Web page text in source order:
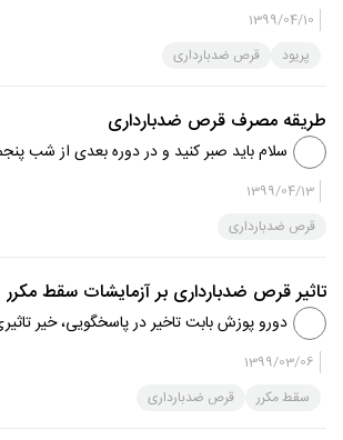
برای اکثر خانمها تحمل این حجم از هورمونها
اول پریود شروع کنید
1399/04/10
پریود
قرص ضدبارداری
طریقه مصرف قرص ضدبارداری
سلام باید صبر کنید و در دوره بعدی از شب
به مصرف قرص جلوگیری کنید فعلا این دوره از
کنید موفق باشید.
1399/04/13
قرص ضدبارداری
تاثیر قرص ضدبارداری بر آزمایشات سقط مکرر
دورو پوزش بابت تاخیر در پاسخگویی، خیر
1399/03/06
سقط مکرر
قرص ضدبارداری